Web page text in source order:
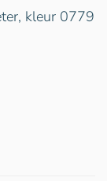
kleur 0779